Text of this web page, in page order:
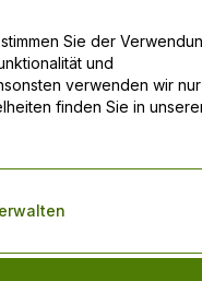
Sie die
Daten/Ihre
Sie der
und
finden Sie in